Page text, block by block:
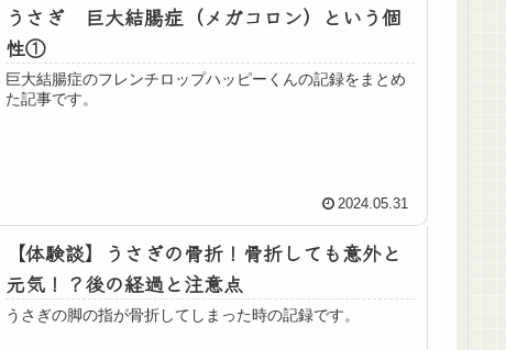
うさぎ 巨大結腸症（メガコロン）という個
性①
巨大結腸症のフレンチロップハッピーくんの記録をまとめ
た記事です。
2024.05.31
【体験談】うさぎの骨折！骨折しても意外と
元気！？後の経過と注意点
うさぎの脚の指が骨折してしまった時の記録です。